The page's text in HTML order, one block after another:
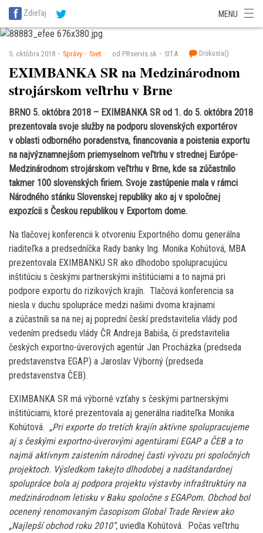
SITA Energetika
SITA Potravinárstvo
Zdieľaj MENU
5. októbra 2018 Správy Svet od PRservis.sk SITA Diskusia()
EXIMBANKA SR na Medzinárodnom
strojárskom veľtrhu v Brne
BRNO 5. októbra 2018 – EXIMBANKA SR od 1. do 5. októbra 2018
prezentovala svoje služby na podporu slovenských exportérov
v oblasti odborného poradenstva, financovania a poistenia exportu
na najvýznamnejšom priemyselnom veľtrhu v strednej Európe-
Medzinárodnom strojárskom veľtrhu v Brne, kde sa zúčastnilo
takmer 100 slovenských firiem. Svoje zastúpenie mala v rámci
Národného stánku Slovenskej republiky ako aj v spoločnej
expozícii s Českou republikou v Exportom dome.
Na tlačovej konferencii k otvoreniu Exportného domu generálna
riaditeľka a predsedníčka Rady banky Ing. Monika Kohútová, MBA
prezentovala EXIMBANKU SR ako dlhodobo spolupracujúcu
inštitúciu s českými partnerskými inštitúciami a to najmä pri
podpore exportu do rizikových krajín. Tlačová konferencia sa
niesla v duchu spolupráce medzi našimi dvoma krajinami
a zúčastnili sa na nej aj poprední českí predstavitelia vlády pod
vedením predsedu vlády ČR Andreja Babiša, či predstavitelia
českých exportno-úverových agentúr Jan Procházka (predseda
predstavenstva EGAP) a Jaroslav Výborný (predseda
predstavenstva ČEB).
EXIMBANKA SR má výborné vzťahy s českými partnerskými
inštitúciami, ktoré prezentovala aj generálna riaditeľka Monika
Kohútová. „Pri exporte do tretích krajín aktívne spolupracujeme
aj s českými exportno-úverovými agentúrami EGAP a ČEB a to
najmä aktívnym zaistením národnej časti vývozu pri spoločných
projektoch. Výsledkom takejto dlhodobej a nadštandardnej
spolupráce bola aj podpora projektu výstavby infraštruktúry na
medzinárodnom letisku v Baku spoločne s EGAPom. Obchod bol
ocenený renomovaným časopisom Global Trade Review ako
„Najlepší obchod roku 2010“, uviedla Kohútová. Počas veľtrhu